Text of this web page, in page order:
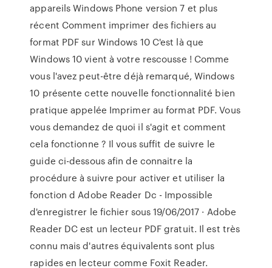
appareils Windows Phone version 7 et plus
récent Comment imprimer des fichiers au
format PDF sur Windows 10 C'est là que
Windows 10 vient à votre rescousse ! Comme
vous l'avez peut-être déjà remarqué, Windows
10 présente cette nouvelle fonctionnalité bien
pratique appelée Imprimer au format PDF. Vous
vous demandez de quoi il s'agit et comment
cela fonctionne ? Il vous suffit de suivre le
guide ci-dessous afin de connaitre la
procédure à suivre pour activer et utiliser la
fonction d Adobe Reader Dc - Impossible
d'enregistrer le fichier sous 19/06/2017 · Adobe
Reader DC est un lecteur PDF gratuit. Il est très
connu mais d'autres équivalents sont plus
rapides en lecteur comme Foxit Reader.